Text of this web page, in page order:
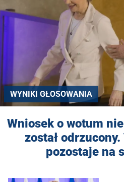
WYNIKI GŁOSOWANIA
Wniosek o wotum
został
pozostaje na